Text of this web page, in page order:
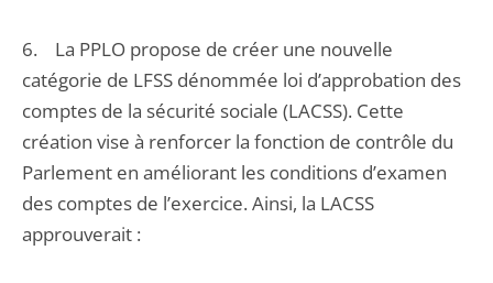
6. La PPLO propose de créer une nouvelle
catégorie de LFSS dénommée loi d’approbation des
comptes de la sécurité sociale (LACSS). Cette
création vise à renforcer la fonction de contrôle du
Parlement en améliorant les conditions d’examen
des comptes de l’exercice. Ainsi, la LACSS
approuverait :